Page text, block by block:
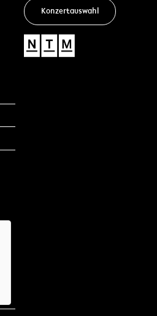
Konzertauswahl